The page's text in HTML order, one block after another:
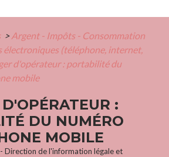
> Argent - Impôts - Consommation
électroniques (téléphone, internet,
d'opérateur : portabilité du
mobile
:
DU NUMÉRO
MOBILE
Direction de l'information légale et